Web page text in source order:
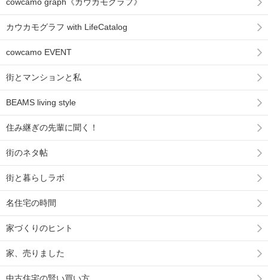
カウカモグラフ with LifeCatalog
cowcamo EVENT
街とマンションと私
BEAMS living style
住み継ぎの先輩に聞く！
街のネタ帖
街と暮らしラボ
名住宅の時間
家づくりのヒント
家、売りました
中古住宅の賢い買い方